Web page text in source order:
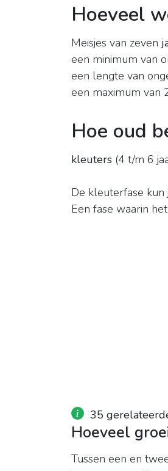
Hoeveel
Meisjes van zeven
een minimum van
een lengte van
een maximum van
Hoe oud
kleuters (4 t/m 6
De kleuterfase kun
Een fase waarin
35
Hoeveel
Tussen een en